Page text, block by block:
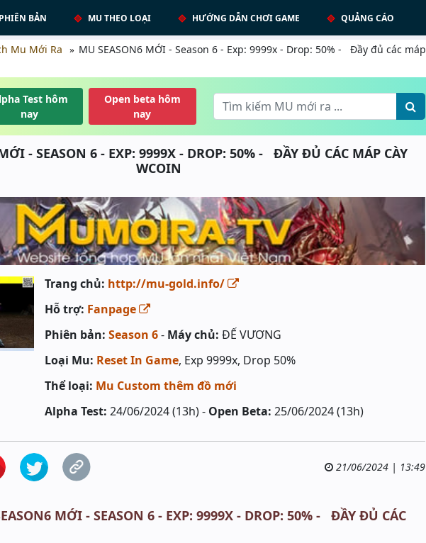
BẢN MU THEO LOẠI HƯỚNG DẪN CHƠI GAME QUẢNG CÁO
Mu Mới Ra
MU SEASON6 MỚI - Season 6 - Exp: 9999x - Drop: 50% - Đầy đủ các máp
Test hôm
nay
Open beta hôm
nay
- SEASON 6 - EXP: 9999X - DROP: 50% - ĐẦY ĐỦ CÁC MÁP CÀY
WCOIN
Trang chủ: http://mu-gold.info/
Hỗ trợ: Fanpage
Phiên bản: Season 6- Máy chủ: ĐẾ VƯƠNG
Loại Mu: Reset In Game, Exp 9999x, Drop 50%
Thể loại: Mu Custom thêm đồ mới
Alpha Test: 24/06/2024 (13h) - Open Beta: 25/06/2024 (13h)
21/06/2024 | 13:49
MỚI - SEASON 6 - EXP: 9999X - DROP: 50% - ĐẦY ĐỦ CÁC